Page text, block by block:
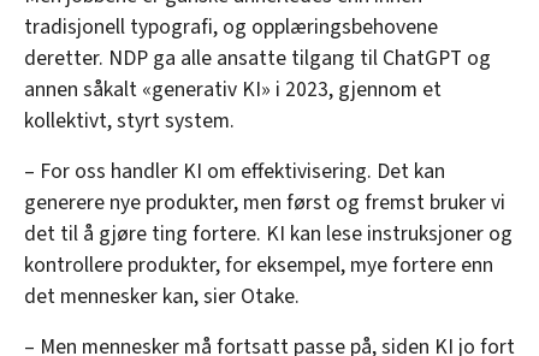
tradisjonell typografi, og opplæringsbehovene
deretter. NDP ga alle ansatte tilgang til ChatGPT og
annen såkalt «generativ KI» i 2023, gjennom et
kollektivt, styrt system.
– For oss handler KI om effektivisering. Det kan
generere nye produkter, men først og fremst bruker vi
det til å gjøre ting fortere. KI kan lese instruksjoner og
kontrollere produkter, for eksempel, mye fortere enn
det mennesker kan, sier Otake.
– Men mennesker må fortsatt passe på, siden KI jo fort